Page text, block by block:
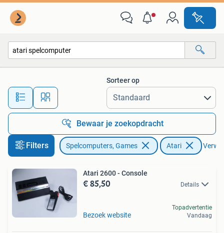
Alle afstanden…
Sorteer op
Bewaar je zoekopdracht
Filters Spelcomputers, Games Atari
Atari 2600 - Console
€ 85,50 Details
Bezoek website
Topadvertentie
Vandaag